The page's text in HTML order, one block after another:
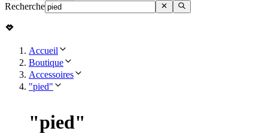
Recherche
Accueil
Boutique
Accessoires
"pied"
"pied"